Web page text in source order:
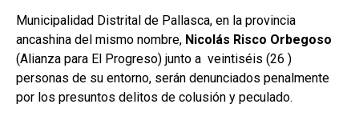
Municipalidad Distrital de Pallasca, en la provincia
ancashina del mismo nombre, Nicolás Risco Orbegoso
(Alianza para El Progreso) junto a veintiséis (26 )
personas de su entorno, serán denunciados penalmente
por los presuntos delitos de colusión y peculado.